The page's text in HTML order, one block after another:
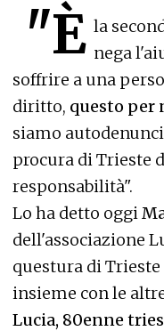
"È la
nega
soffrire a una
diritto, questo per
siamo
procura di Trieste
responsabilità".
Lo ha detto oggi
dell'associazione
questura di
insieme con le
Lucia, 80enne